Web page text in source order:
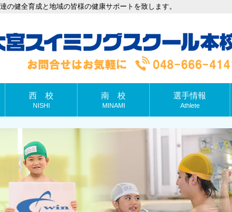
の健全育成と地域の皆様の健康サポートを致します。
西 校
NISHI
南 校
MINAMI
選手情報
Athlete